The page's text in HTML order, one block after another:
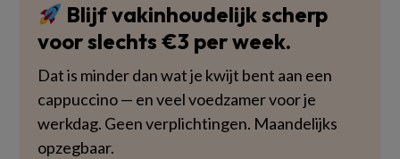
Blijf vakinhoudelijk scherp
voor slechts €3 per week.
Dat is minder dan wat je kwijt bent aan een
cappuccino — en veel voedzamer voor je
werkdag. Geen verplichtingen. Maandelijks
opzegbaar.